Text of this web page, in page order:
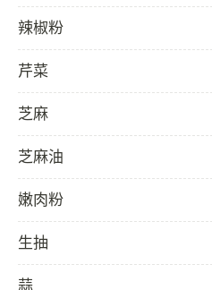
辣椒粉
芹菜
芝麻
芝麻油
嫩肉粉
生抽
蒜